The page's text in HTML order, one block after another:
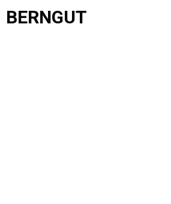
Saltar
alBERNGUT